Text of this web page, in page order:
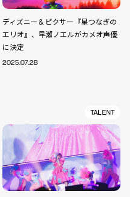
ディズニー＆ピクサー『星つなぎの
エリオ』、早瀬ノエルがカメオ声優
に決定
2025.07.28
TALENT